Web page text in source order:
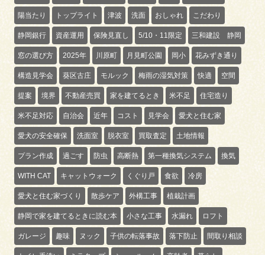
陽当たり トップライト 津波 洗面 おしゃれ こだわり
静岡銀行 資産運用 保険見直し 5/10・11限定 三和建設 静岡
窓の選び方 2025年 川原町 月見町公園 岡小 花みずき通り
構造見学会 葵区古庄 モルック 梅雨の湿気対策 快適 空間
提案 境界 不動産売買 家を建てるとき 米不足 住宅造り
米不足対応 自治会 近年 コスト 見学会 愛犬と住む家
愛犬の安全確保 洗面室 脱衣室 買取査定 土地情報
プラン作成 過ごす 防虫 高断熱 第一種換気システム 換気
WITH CAT キャットウォーク くぐり戸 食欲 冷房
愛犬と住む家づくり 散歩ケア 外構工事 植栽計画
静岡で家を建てるときに読む本 小さな工事 水漏れ ロフト
ガレージ 趣味 ヌック 子供の転落事故 落下防止 間取り相談